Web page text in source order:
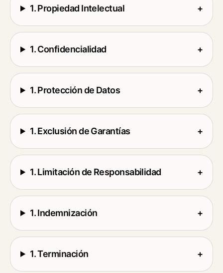
1. Propiedad Intelectual +
1. Confidencialidad +
1. Protección de Datos +
1. Exclusión de Garantías +
1. Limitación de Responsabilidad +
1. Indemnización +
1. Terminación +